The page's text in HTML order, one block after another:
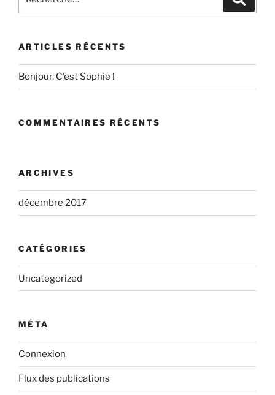
pour
ARTICLES RÉCENTS
Bonjour, C’est Sophie !
COMMENTAIRES RÉCENTS
ARCHIVES
décembre 2017
CATÉGORIES
Uncategorized
MÉTA
Connexion
Flux des publications